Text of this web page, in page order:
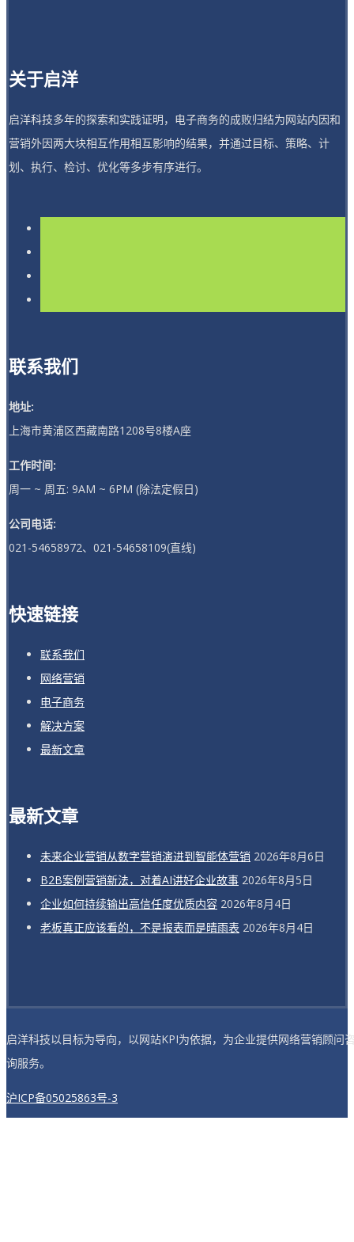
关于启洋
启洋科技多年的探索和实践证明，电子商务的成败归结为网站内因和
营销外因两大块相互作用相互影响的结果，并通过目标、策略、计
划、执行、检讨、优化等多步有序进行。
联系我们
地址:
上海市黄浦区西藏南路1208号8楼A座
工作时间:
周一 ~ 周五: 9AM ~ 6PM (除法定假日)
公司电话:
021-54658972、021-54658109(直线)
快速链接
联系我们
网络营销
电子商务
解决方案
最新文章
最新文章
未来企业营销从数字营销演进到智能体营销 2026年8月6日
B2B案例营销新法，对着AI讲好企业故事 2026年8月5日
企业如何持续输出高信任度优质内容 2026年8月4日
老板真正应该看的，不是报表而是晴雨表 2026年8月4日
启洋科技以目标为导向，以网站KPI为依据，为企业提供网络营销顾问
询服务。
沪ICP备05025863号-3